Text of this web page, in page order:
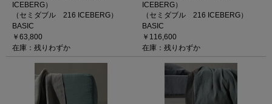
ICEBERG）
（セミダブル 216 ICEBERG）
BASIC
￥63,800
在庫：残りわずか
ICEBERG）
（セミダブル 216 ICEBERG）
BASIC
￥116,600
在庫：残りわずか